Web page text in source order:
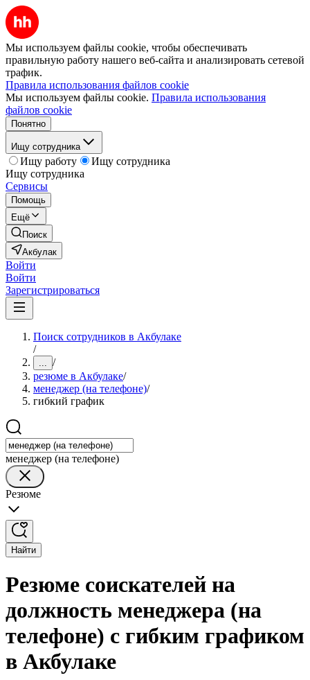
Мы используем файлы cookie, чтобы обеспечивать
правильную работу нашего веб-сайта и анализировать сетевой
трафик.
Правила использования файлов cookie
Мы используем файлы cookie. Правила использования
файлов cookie
Понятно
Ищу сотрудника
Ищу работу
Ищу сотрудника
Ищу сотрудника
Сервисы
Помощь
Ещё
Поиск
Акбулак
Войти
Войти
Зарегистрироваться
Поиск сотрудников в Акбулаке
/
... /
резюме в Акбулаке/
менеджер (на телефоне)/
гибкий график
менеджер (на телефоне)
Резюме
Найти
Резюме соискателей на
должность менеджера (на
телефоне) с гибким графиком
в Акбулаке